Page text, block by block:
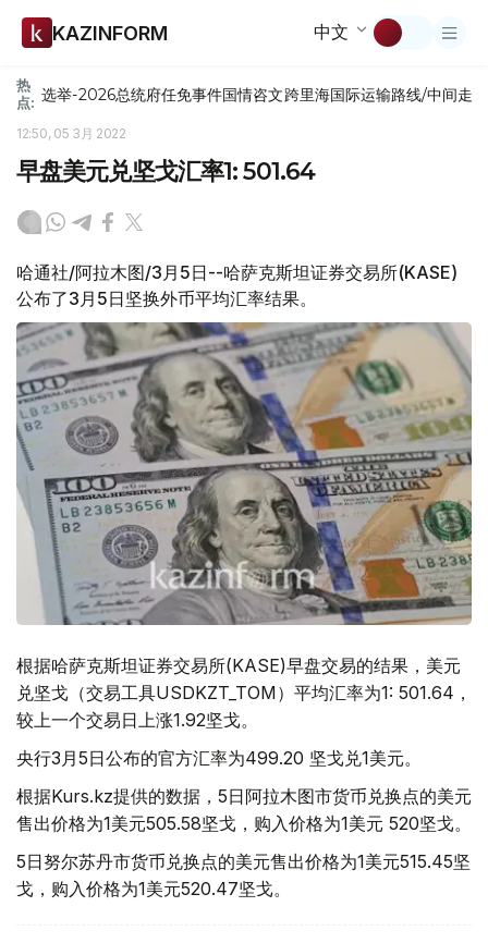
KAZINFORM 中文
热
点: 选举-2026总统府任免事件国情咨文跨里海国际运输路线/中间走廊
12:50, 05 3月 2022
早盘美元兑坚戈汇率1: 501.64
哈通社/阿拉木图/3月5日--哈萨克斯坦证券交易所(KASE)
公布了3月5日坚换外币平均汇率结果。
根据哈萨克斯坦证券交易所(KASE)早盘交易的结果，美元
兑坚戈（交易工具USDKZT_TOM）平均汇率为1: 501.64，
较上一个交易日上涨1.92坚戈。
央行3月5日公布的官方汇率为499.20 坚戈兑1美元。
根据Kurs.kz提供的数据，5日阿拉木图市货币兑换点的美元
售出价格为1美元505.58坚戈，购入价格为1美元 520坚戈。
5日努尔苏丹市货币兑换点的美元售出价格为1美元515.45坚
戈，购入价格为1美元520.47坚戈。